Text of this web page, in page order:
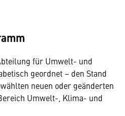
für Umwelt- und
geordnet – den Stand
neuen oder geänderten
Umwelt-, Klima- und